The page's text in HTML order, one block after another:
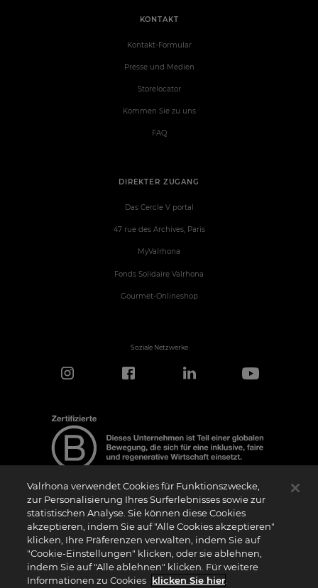
DIREKTER ZUGANG
Das Cercle V portal
47 rue des Archives, Paris
MyValrhona
Fonds Solidaire Valrhona
Gourmet-Onlineshop
KONTAKT
Kontakt-Formular
Presse und Medien
Storelocator
Kommen Sie zu uns
FAQ
Soziale Netzwerke
Hinweis zur Zertifizierung
Das Logo “Certified B Corporation” (bzw. die Versionen in anderen Sprachen, wie
z.B. “Zertifizierte B Corporation”) wird von B Lab, einer privaten Non-Profit-
Organisation, an Unternehmen vergeben, die wie wir das B Impact Assessment
(“BIA”) erfolgreich abgeschlossen haben und die Anforderungen von B Lab an
soziale und ökologische Leistung, Verantwortung und Transparenz erfüllen. Es wird
darauf hingewiesen, dass B Lab weder eine Konformitätsbewertungsstelle im Sinne
der Verordnung (EU) Nr. 765/2008 noch eine nationale, europäische oder
Valrhona verwendet Cookies für Funktionszwecke,
zur Personalisierung Ihres Surferlebnisses sowie zur
statistischen Analyse. Sie können diese Cookies
akzeptieren, indem Sie auf "Alle Cookies akzeptieren"
klicken, Ihre Präferenzen verwalten, indem Sie auf
"Cookie-Einstellungen" klicken, oder sie ablehnen,
indem Sie auf "Alle ablehnen" klicken. Für weitere
Informationen zu Cookies klicken Sie hier